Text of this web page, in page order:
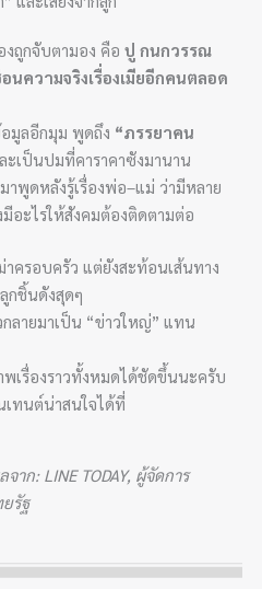
งถูกจับตามอง คือปู กนกวรรณ
ความจริงเรื่องเมียอีกคนตลอด
มูลอีกมุม พูดถึง “ภรรยาคน
ะเป็นปมที่คาราคาซังมานาน
าพูดหลังรู้เรื่องพ่อ–แม่ ว่ามีหลาย
มีอะไรให้สังคมต้องติดตามต่อ
ครอบครัว แต่ยังสะท้อนเส้นทาง
กชิ้นดังสุดๆ
ลายมาเป็น “ข่าวใหญ่” แทน
เรื่องราวทั้งหมดได้ชัดขึ้นนะครับ
ทนต์น่าสนใจได้ที่
ก: LINE TODAY, ผู้จัดการ
รัฐ